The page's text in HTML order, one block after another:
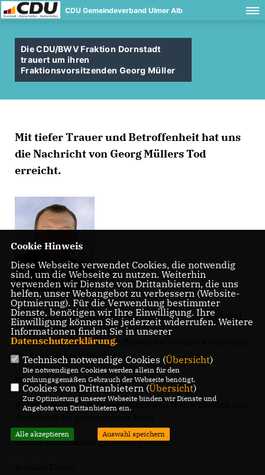
CDU Gemeindeverband Ulmer Alb
Die CDU/BWV Fraktion Dornstadt
trauert um ihren
Fraktionsvorsitzenden Georg Müller
Mit tiefer Trauer und Betroffenheit hat uns
die Nachricht von Georg Müllers Tod
erreicht.
Wir verlieren mit ihm unseren Fraktionsvorsitzenden und
einen guten Freund.
Durch seinen persönlichen Einsatz hat er unsere Gemeinde
über viele Jahre mitgestaltet.
Wir werden ihn nicht vergessen.
Wir empfinden tiefe Anerkennung und Wertschätzung und
Unsere Anteilnahme gilt seiner Familie.
Cookie Hinweis
Diese Webseite verwendet Cookies, die notwendig
sind, um die Webseite zu nutzen. Weiterhin
verwenden wir Dienste von Drittanbietern, die uns
helfen, unser Webangebot zu verbessern (Website-
Optmierung). Für die Verwendung bestimmter
Dienste, benötigen wir Ihre Einwilligung. Ihre
Einwilligung können Sie jederzeit widerrufen. Weitere
Informationen finden Sie in unserer
Datenschutzerklärung.
Technisch notwendige Cookies (Übersicht)
Die notwendigen Cookies werden allein für den
ordnungsgemäßen Gebrauch der Webseite benötigt.
Cookies von Drittanbietern (Übersicht)
Zur Optimierung unserer Webseite binden wir Dienste und
Angebote von Drittanbietern ein.
Alle akzeptieren Auswahl speichern